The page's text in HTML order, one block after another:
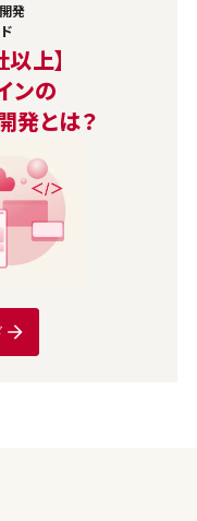
発
上】
ンの
発とは？